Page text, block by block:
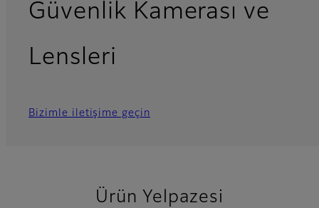
Güvenlik Kamerası ve
Lensleri
Bizimle iletişime geçin
Ürün Yelpazesi